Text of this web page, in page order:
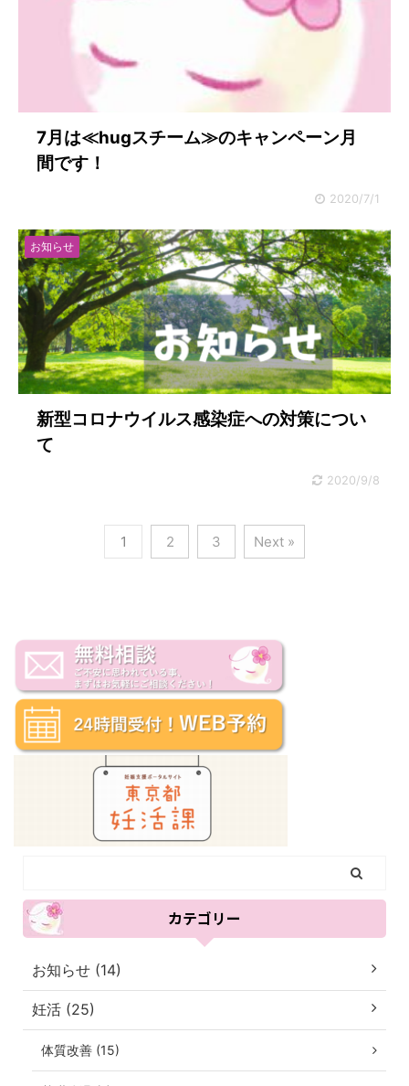
7月は≪hugスチーム≫のキャンペーン月
間です！
2020/7/1
お知らせ
新型コロナウイルス感染症への対策につい
て
2020/9/8
1 2 3 Next »
カテゴリー
お知らせ (14)
妊活 (25)
体質改善 (15)